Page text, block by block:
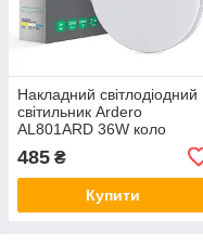
Накладний світлодіодний
світильник Ardero
AL801ARD 36W коло
3060Lm 5000K 230*40mm
485 ₴
Купити